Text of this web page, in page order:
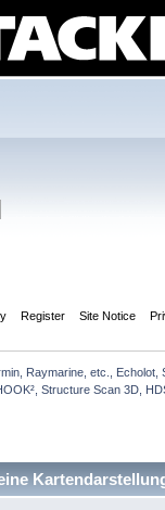
Register Site Notice
Raymarine, etc.,
Structure Scan 3D,